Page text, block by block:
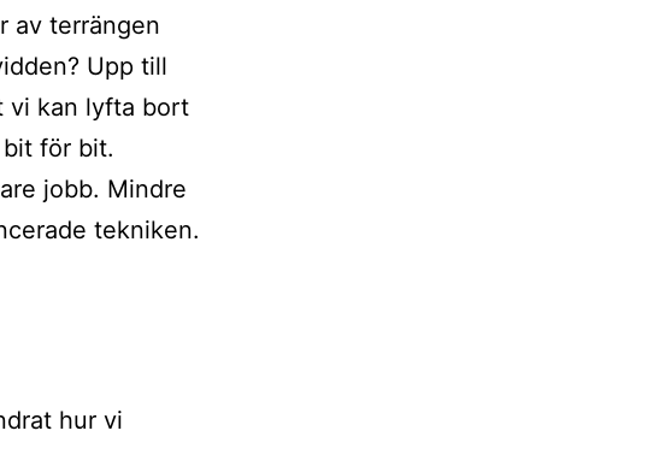
av terrängen
Upp till
vi kan lyfta bort
för bit.
jobb. Mindre
tekniken.
hur vi